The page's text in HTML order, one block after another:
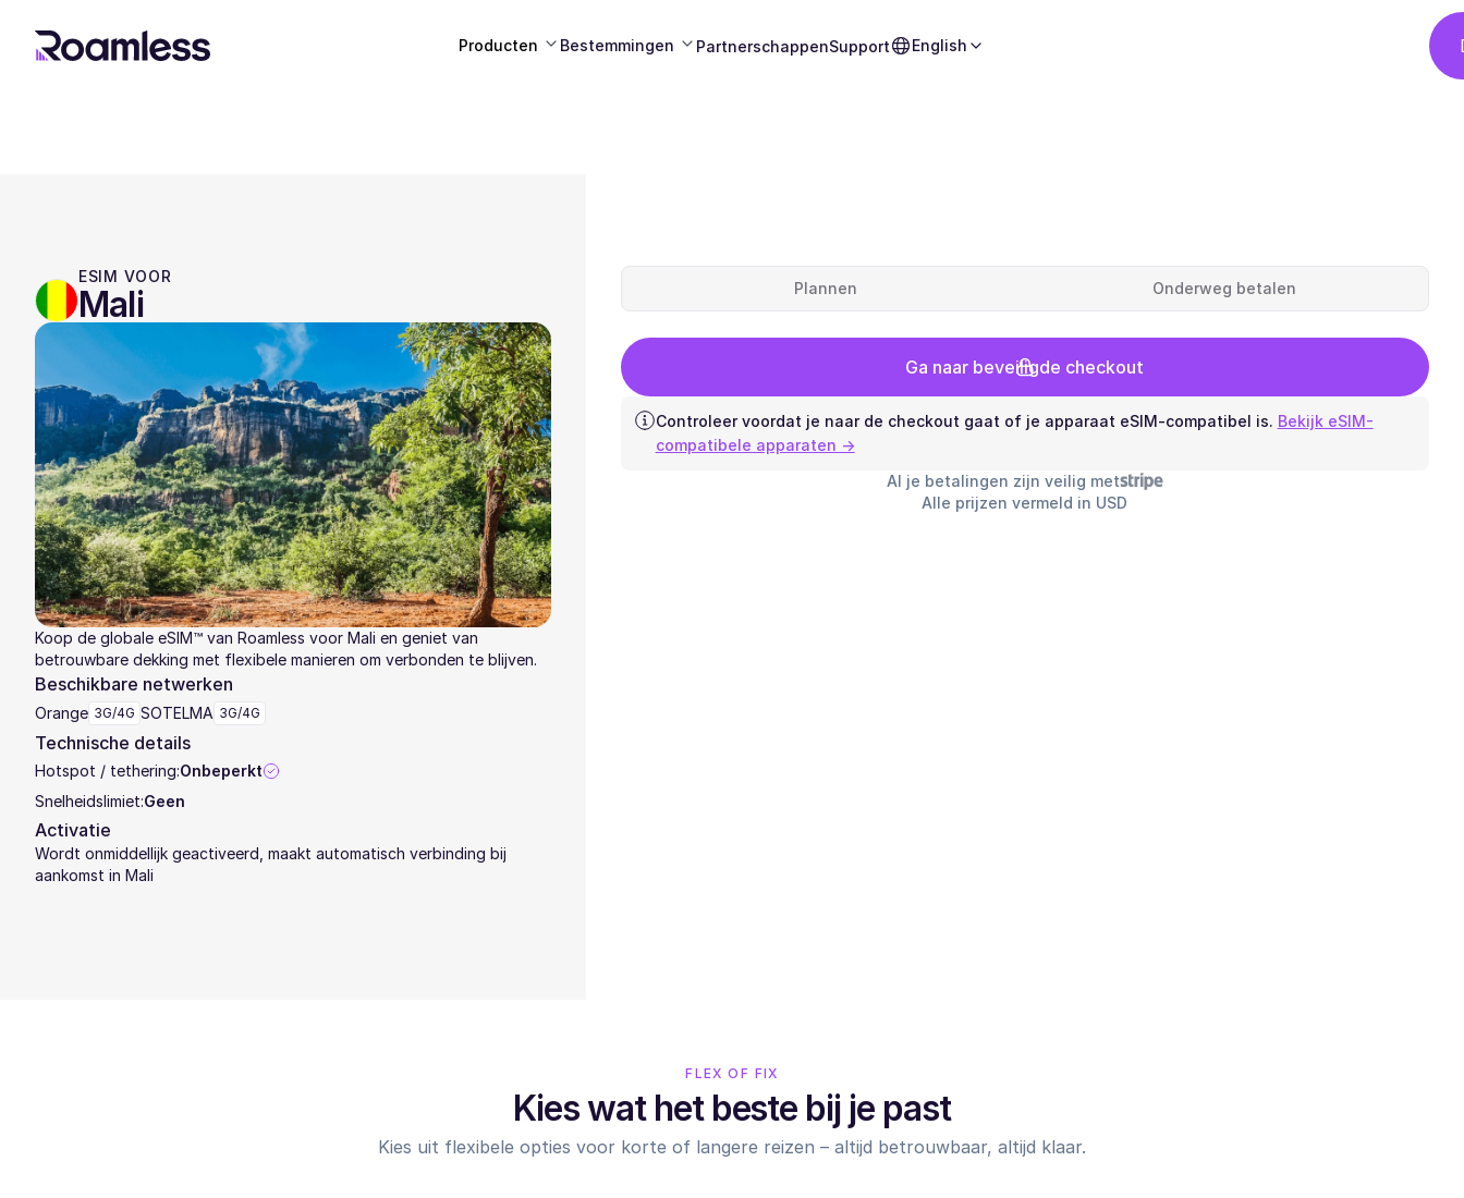
Producten Bestemmingen PartnerschappenSupport English
ESIM VOOR
Mali
Koop de globale eSIM™ van Roamless voor Mali en geniet van
betrouwbare dekking met flexibele manieren om verbonden te blijven.
Beschikbare netwerken
Orange 3G/4G SOTELMA 3G/4G
Technische details
Hotspot / tethering:Onbeperkt
Snelheidslimiet:Geen
Activatie
Wordt onmiddellijk geactiveerd, maakt automatisch verbinding bij
aankomst in Mali
Plannen Onderweg betalen
Ga naar beveiligde checkout
Controleer voordat je naar de checkout gaat of je apparaat eSIM-compatibel is. Bekijk eSIM-
compatibele apparaten →
Al je betalingen zijn veilig met
Alle prijzen vermeld in USD
FLEX OF FIX
Kies wat het beste bij je past
Kies uit flexibele opties voor korte of langere reizen – altijd betrouwbaar, altijd klaar.